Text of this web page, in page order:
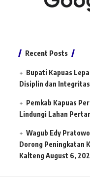
Recent Posts
Bupati Kapuas
Disiplin dan Integritas
Pemkab Kapuas
Lindungi Lahan
Wagub Edy
Dorong Peningkatan
Kalteng August 6,